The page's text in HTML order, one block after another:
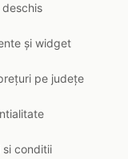
și widget
pe județe
si conditii